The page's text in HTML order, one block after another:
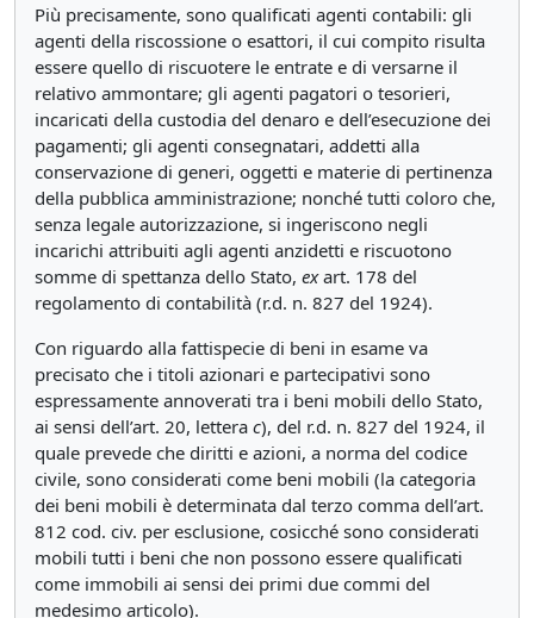
Più precisamente, sono qualificati agenti contabili: gli
agenti della riscossione o esattori, il cui compito risulta
essere quello di riscuotere le entrate e di versarne il
relativo ammontare; gli agenti pagatori o tesorieri,
incaricati della custodia del denaro e dell’esecuzione dei
pagamenti; gli agenti consegnatari, addetti alla
conservazione di generi, oggetti e materie di pertinenza
della pubblica amministrazione; nonché tutti coloro che,
senza legale autorizzazione, si ingeriscono negli
incarichi attribuiti agli agenti anzidetti e riscuotono
somme di spettanza dello Stato, exart. 178 del
regolamento di contabilità (r.d. n. 827 del 1924).
Con riguardo alla fattispecie di beni in esame va
precisato che i titoli azionari e partecipativi sono
espressamente annoverati tra i beni mobili dello Stato,
ai sensi dell’art. 20, lettera c), del r.d. n. 827 del 1924, il
quale prevede che diritti e azioni, a norma del codice
civile, sono considerati come beni mobili (la categoria
dei beni mobili è determinata dal terzo comma dell’art.
812 cod. civ. per esclusione, cosicché sono considerati
mobili tutti i beni che non possono essere qualificati
come immobili ai sensi dei primi due commi del
medesimo articolo).